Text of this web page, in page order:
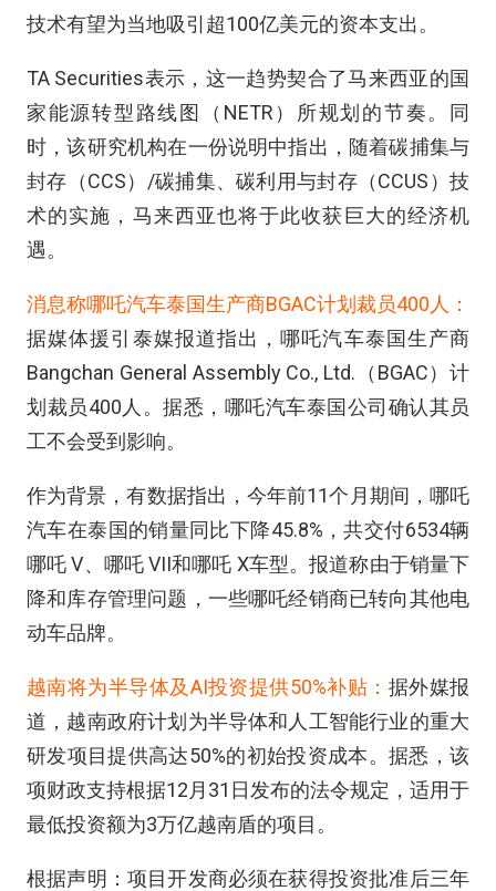
技术有望为当地吸引超100亿美元的资本支出。
TA Securities表示，这一趋势契合了马来西亚的国
家能源转型路线图（NETR）所规划的节奏。同
时，该研究机构在一份说明中指出，随着碳捕集与
封存（CCS）/碳捕集、碳利用与封存（CCUS）技
术的实施，马来西亚也将于此收获巨大的经济机
遇。
消息称哪吒汽车泰国生产商BGAC计划裁员400人：
据媒体援引泰媒报道指出，哪吒汽车泰国生产商
Bangchan General Assembly Co., Ltd.（BGAC）计
划裁员400人。据悉，哪吒汽车泰国公司确认其员
工不会受到影响。
作为背景，有数据指出，今年前11个月期间，哪吒
汽车在泰国的销量同比下降45.8%，共交付6534辆
哪吒 V、哪吒 VII和哪吒 X车型。报道称由于销量下
降和库存管理问题，一些哪吒经销商已转向其他电
动车品牌。
越南将为半导体及AI投资提供50%补贴： 据外媒报
道，越南政府计划为半导体和人工智能行业的重大
研发项目提供高达50%的初始投资成本。据悉，该
项财政支持根据12月31日发布的法令规定，适用于
最低投资额为3万亿越南盾的项目。
根据声明：项目开发商必须在获得投资批准后三年